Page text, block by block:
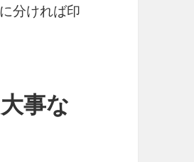
分ければ印
事な